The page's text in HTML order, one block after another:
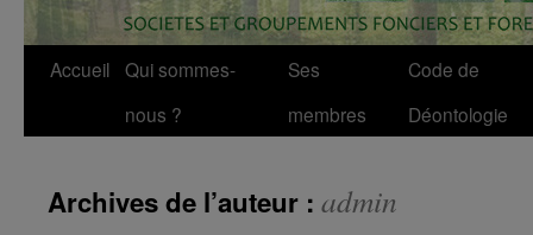
Aller
Accueil Qui sommes-
nous ?
Ses
membres
Code de
Déontologie
Archives de l’auteur : admin